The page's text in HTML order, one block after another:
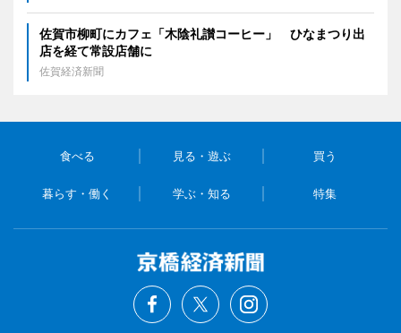
佐賀市柳町にカフェ「木陰礼讃コーヒー」 ひなまつり出
店を経て常設店舗に
佐賀経済新聞
食べる 見る・遊ぶ 買う
暮らす・働く 学ぶ・知る 特集